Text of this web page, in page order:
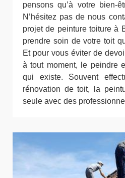
pensons qu’à votre bien-
N’hésitez pas de nous
projet de peinture toiture à
prendre soin de votre toit
Et pour vous éviter de
à tout moment, le peindre
qui existe. Souvent
rénovation de toit, la
seule avec des